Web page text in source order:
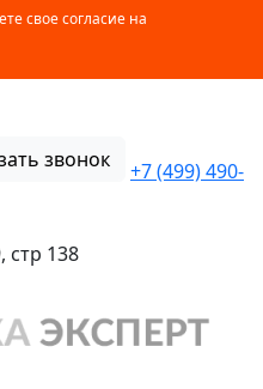
свое согласие на
Заказать звонок +7 (499) 490-
стр 138